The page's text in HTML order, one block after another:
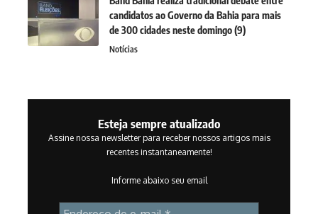
candidatos ao Governo da Bahia para mais
de 300 cidades neste domingo (9)
Notícias
Esteja sempre atualizado
Assine nossa newsletter para receber nossos artigos mais
recentes instantaneamente!
Informe abaixo seu email